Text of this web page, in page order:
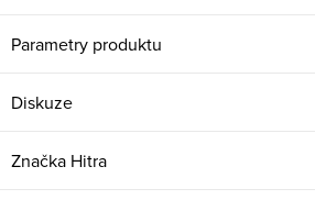
Parametry produktu
Diskuze
Značka Hitra